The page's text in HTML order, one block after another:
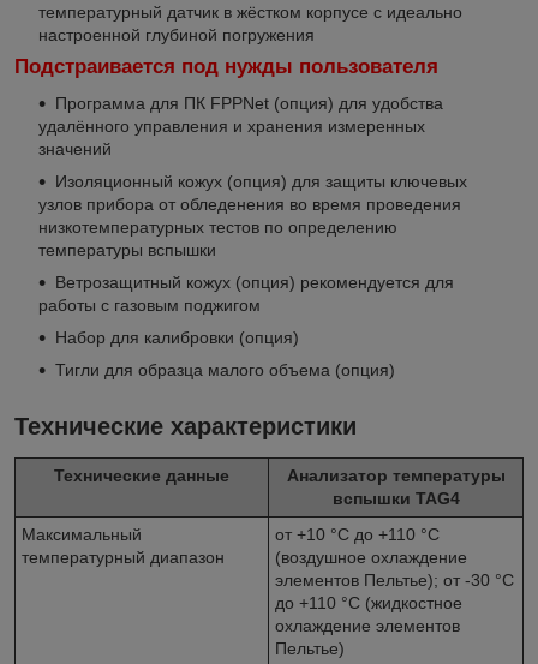
температурный датчик в жёстком корпусе с идеально
настроенной глубиной погружения
Подстраивается под нужды пользователя
Программа для ПК FPPNet (опция) для удобства
удалённого управления и хранения измеренных
значений
Изоляционный кожух (опция) для защиты ключевых
узлов прибора от обледенения во время проведения
низкотемпературных тестов по определению
температуры вспышки
Ветрозащитный кожух (опция) рекомендуется для
работы с газовым поджигом
Набор для калибровки (опция)
Тигли для образца малого объема (опция)
Технические характеристики
Технические данные
Анализатор температуры
вспышки TAG4
Максимальный
температурный диапазон
от +10 °C до +110 °C
(воздушное охлаждение
элементов Пельтье); от -30 °C
до +110 °C (жидкостное
охлаждение элементов
Пельтье)